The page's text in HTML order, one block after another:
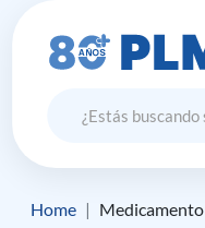
Home Medicamento